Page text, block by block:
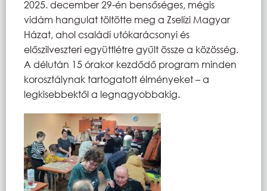
2025. december 29-én bensőséges, mégis
vidám hangulat töltötte meg a Zselízi Magyar
Házat, ahol családi utókarácsonyi és
előszilveszteri együttlétre gyűlt össze a közösség.
A délután 15 órakor kezdődő program minden
korosztálynak tartogatott élményeket – a
legkisebbektől a legnagyobbakig.